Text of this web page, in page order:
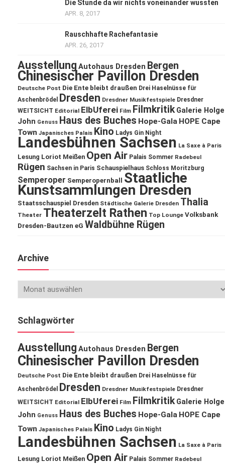
Die Stunde da wir nichts voneinander wussten
APR. 8, 2017
Rauschhafte Rachefantasie
APR. 26, 2017
Ausstellung Autohaus Dresden Bergen
Chinesischer Pavillon Dresden
Deutsche Post Die Ente bleibt draußen Drei Haselnüsse für
Aschenbrödel
Dresden Dresdner Musikfestspiele Dresdner
WEITSICHT Editorial ElbUferei Film Filmkritik Galerie
John Genuss Haus des Buches Hope-Gala HOPE Cape
Town Japanisches Palais Kino Ladys Gin Night
Landesbühnen Sachsen La Saxe à Paris
Lesung Loriot Meißen Open Air Palais Sommer Radebeul
Rügen Sachsen in Paris Schauspielhaus Schloss Moritzburg
Semperoper Semperopernball Staatliche
Kunstsammlungen Dresden
Staatsschauspiel Dresden Städtische Galerie Dresden Thalia
Theater Theaterzelt Rathen Top Lounge Volksbank
Dresden-Bautzen eG Waldbühne Rügen
Archive
Schlagwörter
Ausstellung Autohaus Dresden Bergen
Chinesischer Pavillon Dresden
Deutsche Post Die Ente bleibt draußen Drei Haselnüsse für
Aschenbrödel
Dresden Dresdner Musikfestspiele Dresdner
WEITSICHT Editorial ElbUferei Film Filmkritik Galerie
John Genuss Haus des Buches Hope-Gala HOPE Cape
Town Japanisches Palais Kino Ladys Gin Night
Landesbühnen Sachsen La Saxe à Paris
Lesung Loriot Meißen Open Air Palais Sommer Radebeul